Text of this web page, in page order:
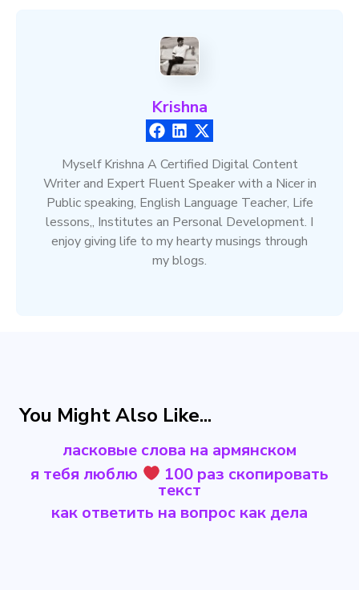
Krishna
Myself Krishna A Certified Digital Content
Writer and Expert Fluent Speaker with a Nicer in
Public speaking, English Language Teacher, Life
lessons,, Institutes an Personal Development. I
enjoy giving life to my hearty musings through
my blogs.
You Might Also Like...
ласковые слова на армянском
я тебя люблю
100 раз скопировать
текст
как ответить на вопрос как дела